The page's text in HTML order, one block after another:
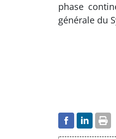
phase
générale du